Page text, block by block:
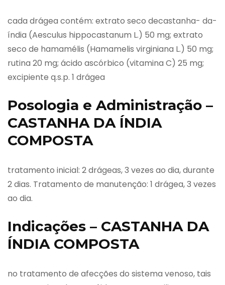
cada drágea contém: extrato seco decastanha- da-
índia (Aesculus hippocastanum L.) 50 mg; extrato
seco de hamamélis (Hamamelis virginiana L.) 50 mg;
rutina 20 mg; ácido ascórbico (vitamina C) 25 mg;
excipiente q.s.p. 1 drágea
Posologia e Administração –
CASTANHA DA ÍNDIA
COMPOSTA
tratamento inicial: 2 drágeas, 3 vezes ao dia, durante
2 dias. Tratamento de manutenção: 1 drágea, 3 vezes
ao dia.
Indicações – CASTANHA DA
ÍNDIA COMPOSTA
no tratamento de afecções do sistema venoso, tais